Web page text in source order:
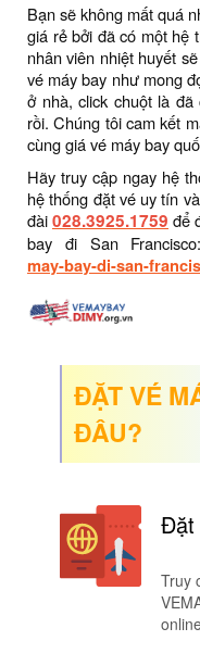
Bạn sẽ không mất quá
giá rẻ bởi đã có một hệ
nhân viên nhiệt huyết
vé máy bay như mong
ở nhà, click chuột là
rồi. Chúng tôi cam kết
cùng giá vé máy bay
Hãy truy cập ngay hệ
hệ thống đặt vé uy tín
đài028.3925.1759 để
bay đi San
may-bay-di-san-
ĐẶT VÉ
ĐÂU?
Đặt
Truy